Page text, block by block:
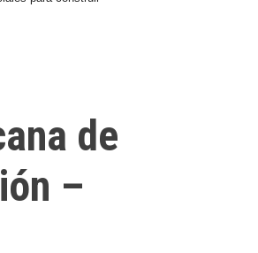
de
–